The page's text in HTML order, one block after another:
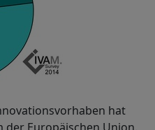
hat
der Europäischen Union,